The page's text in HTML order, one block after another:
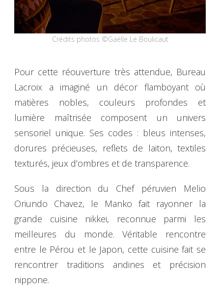
Crédits photos ©Gaëlle Le Boulicaut
Pour cette réouverture très attendue, Bureau
Lacroix a imaginé un décor flamboyant où
matières nobles, couleurs profondes et
lumière maîtrisée composent un univers
sensoriel unique. Ses codes : bleus intenses,
dorures précieuses, reflets de laiton, textiles
texturés, jeux d’ombres et de transparence.
Sous la direction du Chef péruvien Melio
Oriundo Chavez, le Manko fait rayonner la
grande cuisine nikkei, reconnue parmi les
meilleures du monde. Véritable rencontre
entre le Pérou et le Japon, cette cuisine fait se
rencontrer traditions andines et précision
nippone.